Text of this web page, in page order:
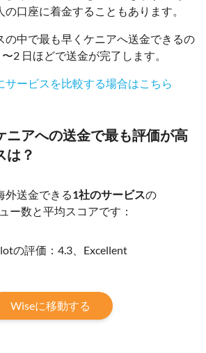
口座に着金することもあります。
の中で最も早くケニアへ送金できるの
2 日ほどで送金が完了します。
サービスを比較する場合はこちら
ニアへの送金で最も評価が高
は？
外送金できる1社のサービスの
ー数と平均スコアです：
の評価：4.3、Excellent
Wiseに移動する